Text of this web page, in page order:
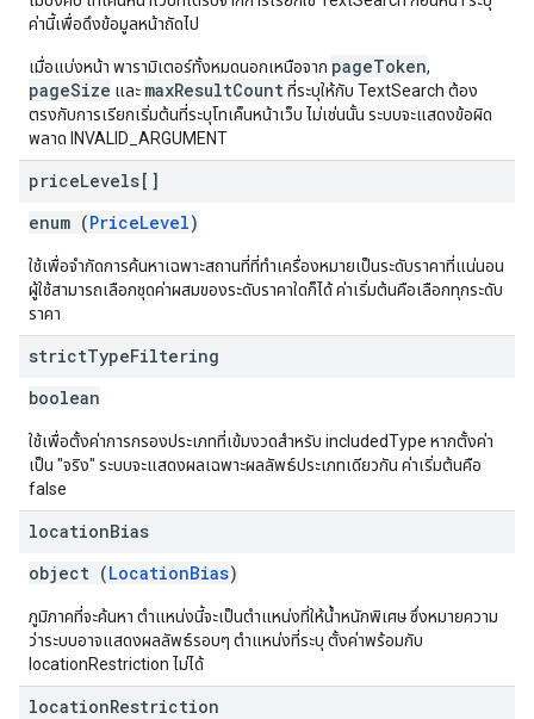
ค่านี้เพื่อดึงข้อมูลหน้าถัดไป
เมื่อแบ่งหน้า พารามิเตอร์ทั้งหมดนอกเหนือจาก pageToken,
pageSize และ maxResultCountที่ระบุให้กับ TextSearch ต้อง
ตรงกับการเรียกเริ่มต้นที่ระบุโทเค็นหน้าเว็บ ไม่เช่นนั้น ระบบจะแสดงข้อผิด
พลาด INVALID_ARGUMENT
priceLevels[]
enum (PriceLevel)
ใช้เพื่อจำกัดการค้นหาเฉพาะสถานที่ที่ทำเครื่องหมายเป็นระดับราคาที่แน่นอน
ผู้ใช้สามารถเลือกชุดค่าผสมของระดับราคาใดก็ได้ ค่าเริ่มต้นคือเลือกทุกระดับ
ราคา
strictTypeFiltering
boolean
ใช้เพื่อตั้งค่าการกรองประเภทที่เข้มงวดสำหรับ includedType หากตั้งค่า
เป็น "จริง" ระบบจะแสดงผลเฉพาะผลลัพธ์ประเภทเดียวกัน ค่าเริ่มต้นคือ
false
locationBias
object (LocationBias)
ภูมิภาคที่จะค้นหา ตำแหน่งนี้จะเป็นตำแหน่งที่ให้น้ำหนักพิเศษ ซึ่งหมายความ
ว่าระบบอาจแสดงผลลัพธ์รอบๆ ตำแหน่งที่ระบุ ตั้งค่าพร้อมกับ
locationRestriction ไม่ได้
locationRestriction